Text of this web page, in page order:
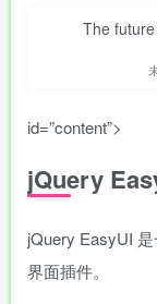
The
id=”content”>
jQuery
jQuery EasyUI
界面插件。